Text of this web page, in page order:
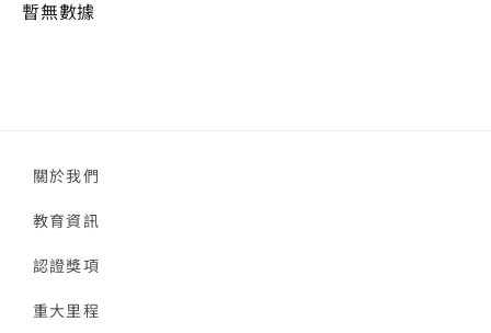
暫無數據
關於我們
教育資訊
認證獎項
重大里程